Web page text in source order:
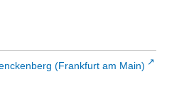
(Frankfurt am Main)